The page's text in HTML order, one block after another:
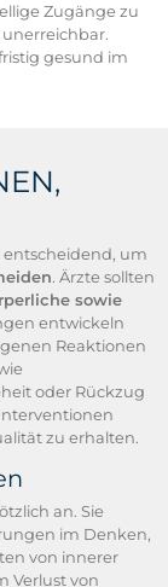
Zugänge zu
gesund im
entscheidend, um
. Ärzte sollten
sowie
entwickeln
Reaktionen
oder Rückzug
zu erhalten.
an. Sie
im Denken,
von innerer
Verlust von